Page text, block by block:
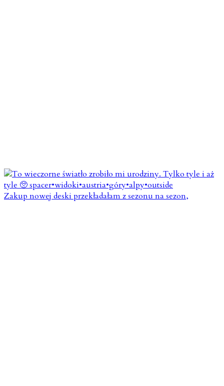
Zakup nowej deski przekładałam z sezonu na sezon,